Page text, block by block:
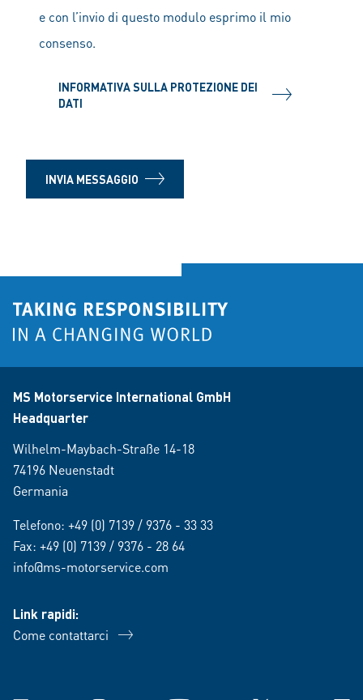
e con l’invio di questo modulo esprimo il mio
consenso.
INFORMATIVA SULLA PROTEZIONE DEI
DATI
INVIA MESSAGGIO
MS Motorservice International GmbH
Headquarter
Wilhelm-Maybach-Straße 14-18
74196 Neuenstadt
Germania
Telefono: +49 (0) 7139 / 9376 - 33 33
Fax: +49 (0) 7139 / 9376 - 28 64
info@ms-motorservice.com
Link rapidi:
Come contattarci